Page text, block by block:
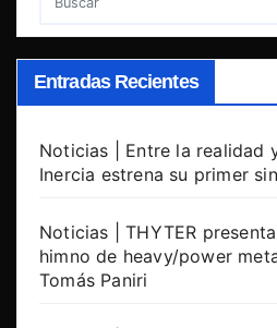
Entradas Recientes
Noticias | Entre la realidad
Inercia estrena su primer
Noticias | THYTER presenta
himno de heavy/power
Tomás Paniri